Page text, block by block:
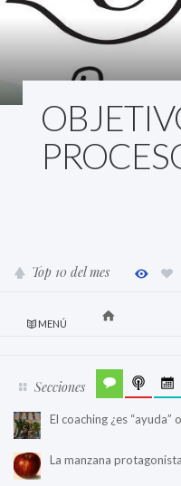
Top 10 del mes
MENÚ
Secciones
El coaching ¿es “ayuda”
La manzana protagonista